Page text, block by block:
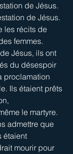
de Jésus.
de Jésus.
les récits de
femmes.
Jésus, ils ont
du désespoir
proclamation
Ils étaient prêts
le martyre.
admettre que
étaient
mourir pour